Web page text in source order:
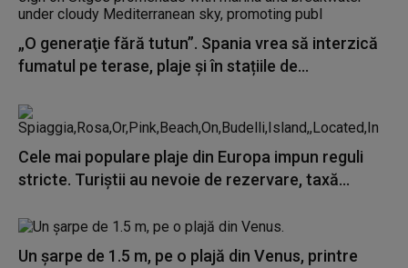
„O generaţie fără tutun”. Spania vrea să interzică
fumatul pe terase, plaje și în stațiile de...
Cele mai populare plaje din Europa impun reguli
stricte. Turiștii au nevoie de rezervare, taxă...
Un șarpe de 1.5 m, pe o plajă din Venus, printre